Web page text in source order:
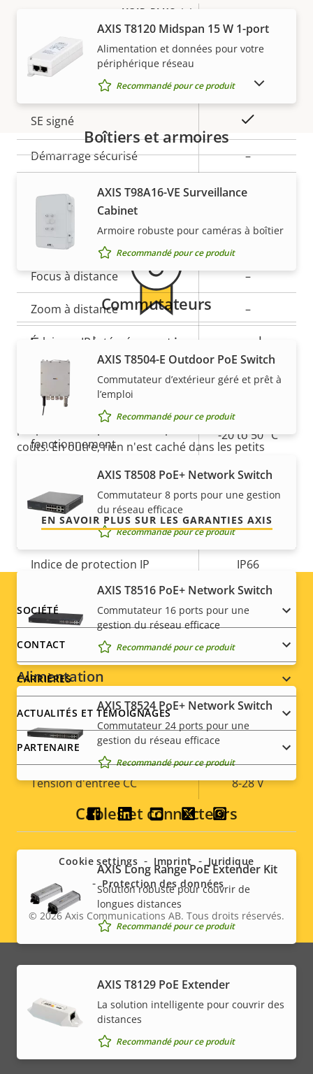
propriété
–
Sécurité
Description
de la
propriété
la
propriété
SE signé
Démarrage sécurisé –
Secure keystore -
Général
Description
de la
propriété
Valeur de
la
propriété
Focus à distance –
Zoom à distance –
Éclairage IR intégré
Stockage local (fente pour
carte mémoire)
Oui
Température de
fonctionnement
-20 to 50 °C
Utilisable en extérieur Oui
Indice de protection contre
le vandalisme
IK10
Indice de protection IP IP66
Conçu pour être repeint –
Développement durable PVC free
Alimentation
Description
de la
propriété
Valeur de
la
Puissance (max.)
Puissance (moyenne)
Tension d'entrée CC 8-28 V
VOIR PLUS
AXIS T8120 Midspan 15 W 1-port
Alimentation et données pour votre
périphérique réseau
Recommandé pour ce produit
Boîtiers et armoires
AXIS T98A16-VE Surveillance
Cabinet
Armoire robuste pour caméras à boîtier
Recommandé pour ce produit
Commutateurs
AXIS T8504-E Outdoor PoE Switch
Commutateur d’extérieur géré et prêt à
l’emploi
Recommandé pour ce produit
AXIS T8508 PoE+ Network Switch
Commutateur 8 ports pour une gestion
du réseau efficace
Recommandé pour ce produit
AXIS T8516 PoE+ Network Switch
Commutateur 16 ports pour une
gestion du réseau efficace
Recommandé pour ce produit
AXIS T8524 PoE+ Network Switch
Commutateur 24 ports pour une
gestion du réseau efficace
Recommandé pour ce produit
Câbles et connecteurs
AXIS Long Range PoE Extender Kit
Solution robuste pour couvrir de
longues distances
Recommandé pour ce produit
AXIS T8129 PoE Extender
La solution intelligente pour couvrir des
distances
Recommandé pour ce produit
AFFICHER LES PRODUITS ABANDONNÉS
Garantie
5 ans de garantie pour plus
de tranquillité d'esprit
Notre nouvelle garantie de 5 ans offre des années de
coûts. En outre, rien n'est caché dans les petits
EN SAVOIR PLUS SUR LES GARANTIES AXIS
Footer
menu
SOCIÉTÉ
CONTACT
CARRIÈRES
ACTUALITÉS ET TÉMOIGNAGES
PARTENAIRE
Social
menu
Legal
menu
© 2026 Axis Communications AB. Tous droits réservés.
Cookie settings Imprint
Juridique
Protection des données